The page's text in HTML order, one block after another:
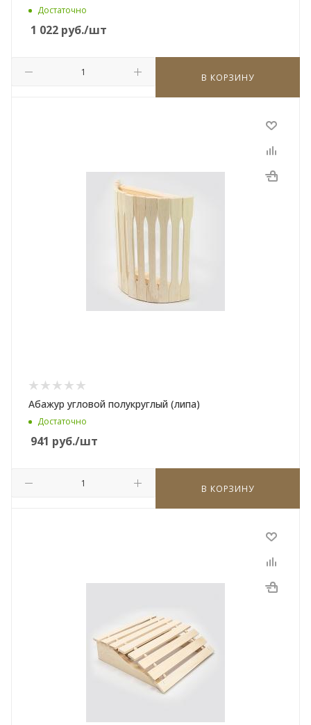
Достаточно
1 022 руб./шт
В КОРЗИНУ
Абажур угловой полукруглый (липа)
Достаточно
941 руб./шт
В КОРЗИНУ